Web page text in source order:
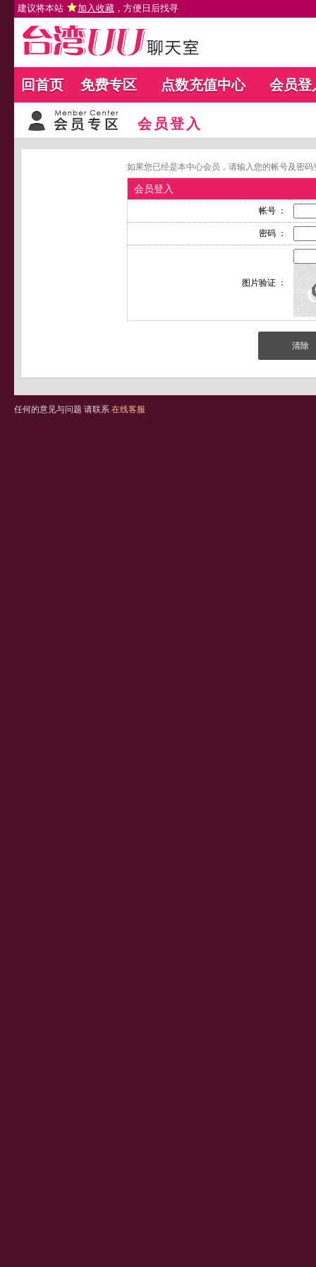
建议将本站 加入收藏 ，方便日后找寻
回首页 免费专区 点数充值中心 会员登
会员登入
如果您已经是本中心会员，请输入您的帐号及密
会员登入
帐号 ：
密码 ：
图片验证 ：
任何的意见与问题 请联系 在线客服